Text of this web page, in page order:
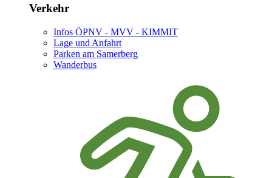
Verkehr
Infos ÖPNV - MVV - KIMMIT
Lage und Anfahrt
Parken am Samerberg
Wanderbus